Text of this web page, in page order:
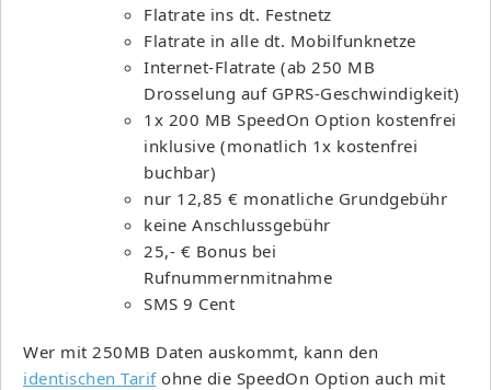
Flatrate ins dt. Festnetz
Flatrate in alle dt. Mobilfunknetze
Internet-Flatrate (ab 250 MB
Drosselung auf GPRS-Geschwindigkeit)
1x 200 MB SpeedOn Option kostenfrei
inklusive (monatlich 1x kostenfrei
buchbar)
nur 12,85 € monatliche Grundgebühr
keine Anschlussgebühr
25,- € Bonus bei
Rufnummernmitnahme
SMS 9 Cent
Wer mit 250MB Daten auskommt, kann den
identischen Tarifohne die SpeedOn Option auch mit